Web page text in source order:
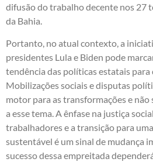
difusão do trabalho decente nos 27
da Bahia.
Portanto, no atual contexto, a
presidentes Lula e Biden pode
tendência das políticas estatais
Mobilizações sociais e disputas
motor para as transformações e
a esse tema. A ênfase na justiça
trabalhadores e a transição para
sustentável é um sinal de mudança
sucesso dessa empreitada